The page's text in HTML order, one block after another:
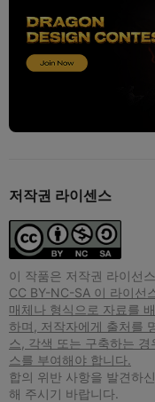
저작권 라이센스
이 작품은 저작권 라이선
CC BY-NC-SA 이 라이선
매체나 형식으로 자료를
하며, 저작자에게 출처를
스, 각색 또는 구축하는
스를 부여해야 합니다.
합의 위반 사항을 발견하
해 주시기 바랍니다.